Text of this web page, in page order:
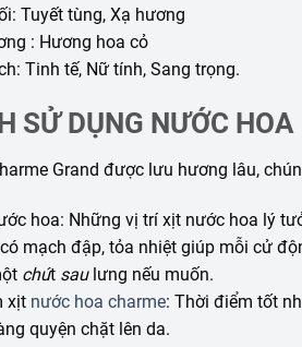
Tuyết tùng, Xạ hương
: Hương hoa cỏ
Tinh tế, Nữ tính, Sang trọng.
SỬ DỤNG NƯỚC
Grand được lưu hương lâu,
hoa: Những vị trí xịt nước hoa lý
mạch đập, tỏa nhiệt giúp mỗi cử
chút sau lưng nếu muốn.
xịt nước hoa charme: Thời điểm tốt
quyện chặt lên da.